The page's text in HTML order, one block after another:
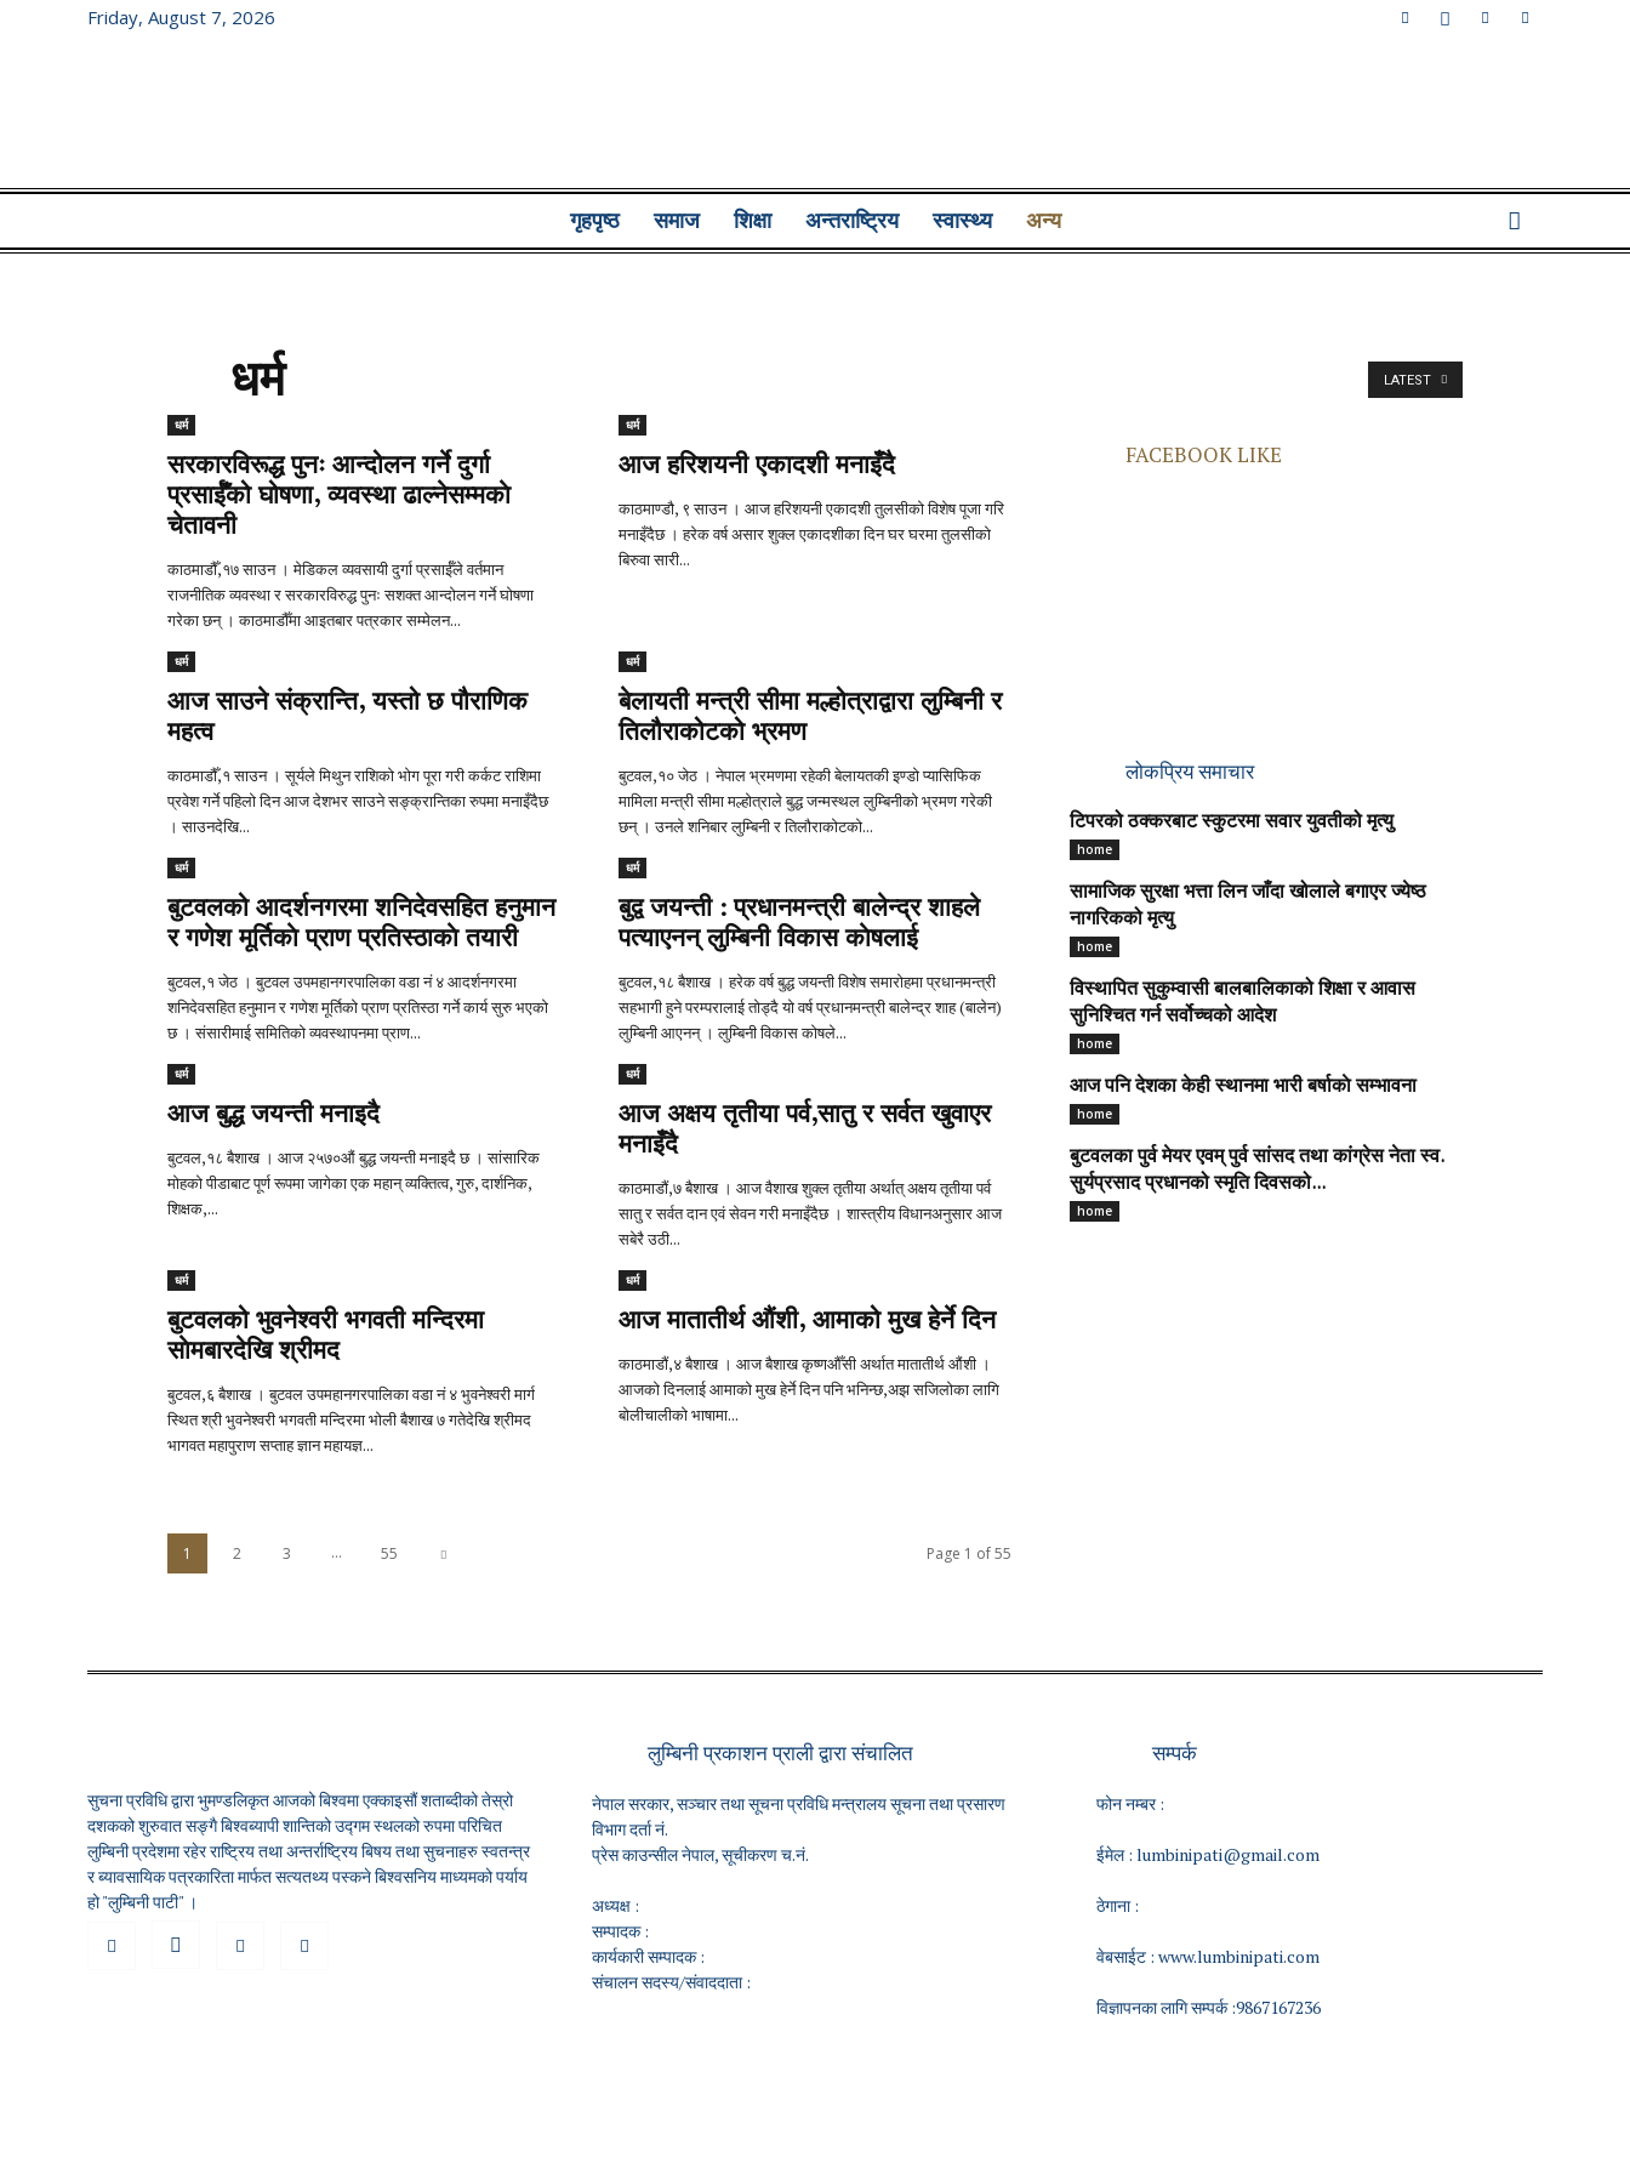
Friday, August 7, 2026
Lumbini
गृहपृष्ठ समाज शिक्षा अन्तराष्ट्रिय स्वास्थ्य अन्य
धर्म LATEST
धर्म
सरकारविरूद्ध पुनः आन्दोलन गर्ने दुर्गा
प्रसाईँको घोषणा, व्यवस्था ढाल्नेसम्मकाे
चेतावनी
काठमाडौँ,१७ साउन । मेडिकल व्यवसायी दुर्गा प्रसाईँले वर्तमान
राजनीतिक व्यवस्था र सरकारविरुद्ध पुनः सशक्त आन्दोलन गर्ने घोषणा
गरेका छन् । काठमाडौँमा आइतबार पत्रकार सम्मेलन...
धर्म
आज हरिशयनी एकादशी मनाइँदै
काठमाण्डौ, ९ साउन । आज हरिशयनी एकादशी तुलसीको विशेष पूजा गरि
मनाइँदैछ । हरेक वर्ष असार शुक्ल एकादशीका दिन घर घरमा तुलसीको
बिरुवा सारी...
धर्म
आज साउने संक्रान्ति, यस्तो छ पौराणिक
महत्व
काठमाडौँ,१ साउन । सूर्यले मिथुन राशिको भोग पूरा गरी कर्कट राशिमा
प्रवेश गर्ने पहिलो दिन आज देशभर साउने सङ्क्रान्तिका रुपमा मनाइँदैछ
। साउनदेखि...
धर्म
बेलायती मन्त्री सीमा मल्होत्राद्वारा लुम्बिनी र
तिलौराकोटको भ्रमण
बुटवल,१० जेठ । नेपाल भ्रमणमा रहेकी बेलायतकी इण्डो प्यासिफिक
मामिला मन्त्री सीमा मल्होत्राले बुद्ध जन्मस्थल लुम्बिनीको भ्रमण गरेकी
छन् । उनले शनिबार लुम्बिनी र तिलौराकोटको...
धर्म
बुटवलको आदर्शनगरमा शनिदेवसहित हनुमान
र गणेश मूर्तिकाे प्राण प्रतिस्ठाकाे तयारी
बुटवल,१ जेठ । बुटवल उपमहानगरपालिका वडा नं ४ आदर्शनगरमा
शनिदेवसहित हनुमान र गणेश मूर्तिकाे प्राण प्रतिस्ठा गर्ने कार्य सुरु भएको
छ । संसारीमाई समितिकाे व्यवस्थापनमा प्राण...
धर्म
बुद्व जयन्ती : प्रधानमन्त्री बालेन्द्र शाहले
पत्याएनन् लुम्बिनी विकास काेषलाई
बुटवल,१८ बैशाख । हरेक वर्ष बुद्ध जयन्ती विशेष समारोहमा प्रधानमन्त्री
सहभागी हुने परम्परालाई तोड्दै यो वर्ष प्रधानमन्त्री बालेन्द्र शाह (बालेन)
लुम्बिनी आएनन् । लुम्बिनी विकास काेषले...
धर्म
आज बुद्ध जयन्ती मनाइदै
बुटवल,१८ बैशाख । आज २५७०औं बुद्ध जयन्ती मनाइदै छ । सांसारिक
मोहको पीडाबाट पूर्ण रूपमा जागेका एक महान् व्यक्तित्व, गुरु, दार्शनिक,
शिक्षक,...
धर्म
आज अक्षय तृतीया पर्व,सातु र सर्वत खुवाएर
मनाइँदै
काठमाडौं,७ बैशाख । आज वैशाख शुक्ल तृतीया अर्थात् अक्षय तृतीया पर्व
सातु र सर्वत दान एवं सेवन गरी मनाइँदैछ । शास्त्रीय विधानअनुसार आज
सबेरै उठी...
धर्म
बुटवलको भुवनेश्वरी भगवती मन्दिरमा
साेमबारदेखि श्रीमद
बुटवल,६ बैशाख । बुटवल उपमहानगरपालिका वडा नं ४ भुवनेश्वरी मार्ग
स्थित श्री भुवनेश्वरी भगवती मन्दिरमा भाेली बैशाख ७ गतेदेखि श्रीमद
भागवत महापुराण सप्ताह ज्ञान महायज्ञ...
धर्म
आज मातातीर्थ औंशी, आमाको मुख हेर्ने दिन
काठमाडौं,४ बैशाख । आज बैशाख कृष्णऔँसी अर्थात मातातीर्थ औंशी ।
आजको दिनलाई आमाको मुख हेर्ने दिन पनि भनिन्छ,अझ सजिलोका लागि
बोलीचालीको भाषामा...
1 2 3 ... 55 Page 1 of 55
FACEBOOK LIKE
लोकप्रिय समाचार
टिपरको ठक्करबाट स्कुटरमा सवार युवतीको मृत्यु
home
सामाजिक सुरक्षा भत्ता लिन जाँदा खोलाले बगाएर ज्येष्ठ
नागरिकको मृत्यु
home
विस्थापित सुकुम्वासी बालबालिकाको शिक्षा र आवास
सुनिश्चित गर्न सर्वोच्चको आदेश
home
आज पनि देशका केही स्थानमा भारी बर्षाकाे सम्भावना
home
बुटवलका पुर्व मेयर एवम् पुर्व सांसद तथा कांग्रेस नेता स्व.
सुर्यप्रसाद प्रधानको स्मृति दिवसको...
home
सुचना प्रविधि द्वारा भुमण्डलिकृत आजको बिश्वमा एक्काइसौं शताब्दीको तेस्रो
दशकको शुरुवात सङ्गै बिश्वब्यापी शान्तिको उद्गम स्थलको रुपमा परिचित
लुम्बिनी प्रदेशमा रहेर राष्ट्रिय तथा अन्तर्राष्ट्रिय बिषय तथा सुचनाहरु स्वतन्त्र
र ब्यावसायिक पत्रकारिता मार्फत सत्यतथ्य पस्कने बिश्वसनिय माध्यमको पर्याय
हो "लुम्बिनी पाटी" ।
लुम्बिनी प्रकाशन प्राली द्वारा संचालित
नेपाल सरकार, सञ्चार तथा सूचना प्रविधि मन्त्रालय सूचना तथा प्रसारण
विभाग दर्ता नं.
प्रेस काउन्सील नेपाल, सूचीकरण च.नं.
अध्यक्ष :
सम्पादक :
कार्यकारी सम्पादक :
संचालन सदस्य/संवाददाता :
सम्पर्क
फोन नम्बर :
ईमेल : lumbinipati@gmail.com
ठेगाना :
वेबसाईट : www.lumbinipati.com
विज्ञापनका लागि सम्पर्क :9867167236